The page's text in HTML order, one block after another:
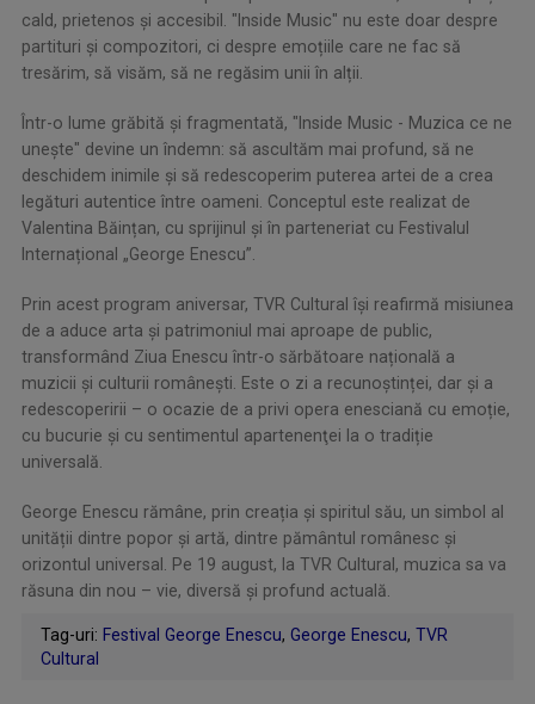
cald, prietenos și accesibil. "Inside Music" nu este doar despre
partituri și compozitori, ci despre emoțiile care ne fac să
tresărim, să visăm, să ne regăsim unii în alții.
Într-o lume grăbită și fragmentată, "Inside Music - Muzica ce ne
unește" devine un îndemn: să ascultăm mai profund, să ne
deschidem inimile și să redescoperim puterea artei de a crea
legături autentice între oameni. Conceptul este realizat de
Valentina Băințan, cu sprijinul și în parteneriat cu Festivalul
Internațional „George Enescu”.
Prin acest program aniversar, TVR Cultural își reafirmă misiunea
de a aduce arta și patrimoniul mai aproape de public,
transformând Ziua Enescu într-o sărbătoare națională a
muzicii și culturii românești. Este o zi a recunoștinței, dar și a
redescoperirii – o ocazie de a privi opera enesciană cu emoție,
cu bucurie și cu sentimentul apartenenţei la o tradiție
universală.
George Enescu rămâne, prin creația și spiritul său, un simbol al
unității dintre popor și artă, dintre pământul românesc și
orizontul universal. Pe 19 august, la TVR Cultural, muzica sa va
răsuna din nou – vie, diversă și profund actuală.
Tag-uri: Festival George Enescu, George Enescu, TVR
Cultural